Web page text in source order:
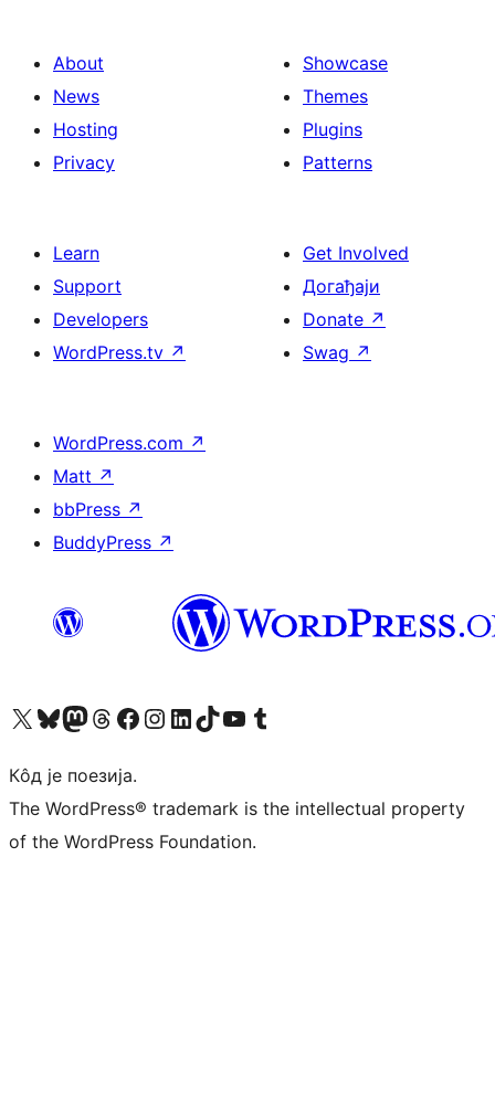
About
News
Hosting
Privacy
Showcase
Themes
Plugins
Patterns
Learn
Support
Developers
WordPress.tv ↗
Get Involved
Догађаји
Donate ↗
Swag ↗
WordPress.com ↗
Matt ↗
bbPress ↗
BuddyPress ↗
Visit our X (formerly Twitter) account
Посетите наш Bluesky налог
Visit our Mastodon account
Посетите наш налог на Threads-у Visit our Facebook page
Посетите наш Инстаграм налог
Visit our LinkedIn account
Посетите наш TikTok налог
Visit our YouTube channel
Посетите наш Tumblr налог
Кôд је поезија.
The WordPress® trademark is the intellectual property
of the WordPress Foundation.